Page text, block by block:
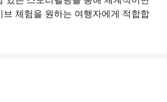
체험을 원하는 여행자에게 적합합